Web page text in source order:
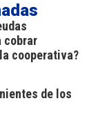
cobrar
cooperativa?
de los